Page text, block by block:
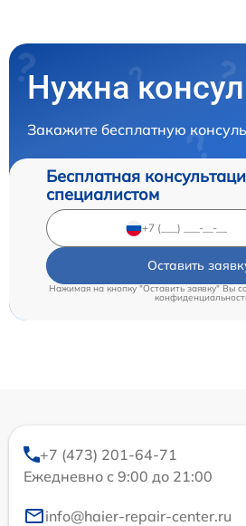
Нужна
Закажите бесплатную
Бесплатная
специалистом
Оставить
Нажимая на кнопку "Оставить заявку" Вы
+7 (473) 201-64-71
Ежедневно с 9:00 до 21:00
info@haier-repair-center.ru